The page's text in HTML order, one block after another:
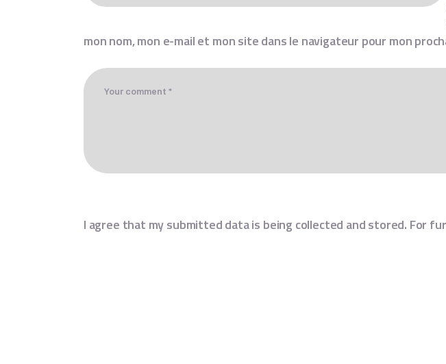
mon nom, mon e-mail et mon site dans le navigateur pour mon
I agree that my submitted data is being collected and stored. For